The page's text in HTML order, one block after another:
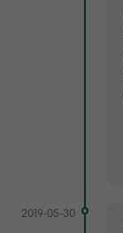
2019-05-30